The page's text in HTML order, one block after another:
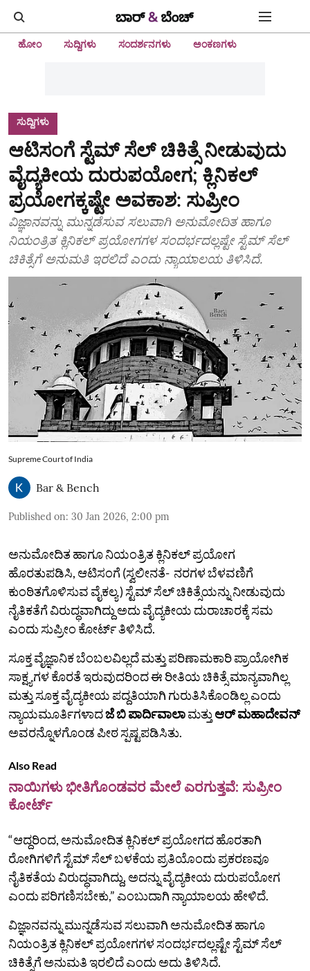
ಹೋಂ ಸುದ್ದಿಗಳು ಸಂದರ್ಶನಗಳು ಅಂಕಣಗಳು
ಸುದ್ದಿಗಳು
ಆಟಿಸಂಗೆ ಸ್ಟೆಮ್ ಸೆಲ್ ಚಿಕಿತ್ಸೆ ನೀಡುವುದು
ವೈದ್ಯಕೀಯ ದುರುಪಯೋಗ; ಕ್ಲಿನಿಕಲ್
ಪ್ರಯೋಗಕ್ಕಷ್ಟೇ ಅವಕಾಶ: ಸುಪ್ರೀಂ
ವಿಜ್ಞಾನವನ್ನು ಮುನ್ನಡೆಸುವ ಸಲುವಾಗಿ ಅನುಮೋದಿತ ಹಾಗೂ
ನಿಯಂತ್ರಿತ ಕ್ಲಿನಿಕಲ್ ಪ್ರಯೋಗಗಳ ಸಂದರ್ಭದಲ್ಲಷ್ಟೇ ಸ್ಟೆಮ್ ಸೆಲ್
ಚಿಕಿತ್ಸೆಗೆ ಅನುಮತಿ ಇರಲಿದೆ ಎಂದು ನ್ಯಾಯಾಲಯ ತಿಳಿಸಿದೆ.
Supreme Court of India
Bar & Bench
Published on: 30 Jan 2026, 2:00 pm
ಅನುಮೋದಿತ ಹಾಗೂ ನಿಯಂತ್ರಿತ ಕ್ಲಿನಿಕಲ್ ಪ್ರಯೋಗ
ಹೊರತುಪಡಿಸಿ, ಆಟಿಸಂಗೆ (ಸ್ವಲೀನತೆ- ನರಗಳ ಬೆಳವಣಿಗೆ
ಕುಂಠಿತಗೊಳಿಸುವ ವೈಕಲ್ಯ ) ಸ್ಟೆಮ್ ಸೆಲ್ ಚಿಕಿತ್ಸೆಯನ್ನು ನೀಡುವುದು
ನೈತಿಕತೆಗೆ ವಿರುದ್ಧವಾಗಿದ್ದು ಅದು ವೈದ್ಯಕೀಯ ದುರಾಚಾರಕ್ಕೆ ಸಮ
ಎಂದು ಸುಪ್ರೀಂ ಕೋರ್ಟ್‌ ತಿಳಿಸಿದೆ.
ಸೂಕ್ತ ವೈಜ್ಞಾನಿಕ ಬೆಂಬಲವಿಲ್ಲದೆ ಮತ್ತು ಪರಿಣಾಮಕಾರಿ ಪ್ರಾಯೋಗಿಕ
ಸಾಕ್ಷ್ಯಗಳ ಕೊರತೆ ಇರುವುದರಿಂದ ಈ ರೀತಿಯ ಚಿಕಿತ್ಸೆ ಮಾನ್ಯವಾಗಿಲ್ಲ
ಮತ್ತು ಸೂಕ್ತ ವೈದ್ಯಕೀಯ ಪದ್ದತಿಯಾಗಿ ಗುರುತಿಸಿಕೊಂಡಿಲ್ಲ ಎಂದು
ನ್ಯಾಯಮೂರ್ತಿಗಳಾದಜೆ ಬಿ ಪಾರ್ದಿವಾಲಾಮತ್ತು ಆರ್ ಮಹಾದೇವನ್
ಅವರನ್ನೊಳಗೊಂಡ ಪೀಠ ಸ್ಪಷ್ಟಪಡಿಸಿತು.
Also Read
ನಾಯಿಗಳು ಭೀತಿಗೊಂಡವರ ಮೇಲೆ ಎರಗುತ್ತವೆ: ಸುಪ್ರೀಂ
ಕೋರ್ಟ್
“ಆದ್ದರಿಂದ, ಅನುಮೋದಿತ ಕ್ಲಿನಿಕಲ್ ಪ್ರಯೋಗದ ಹೊರತಾಗಿ
ರೋಗಿಗಳಿಗೆ ಸ್ಟೆಮ್ ಸೆಲ್ ಬಳಕೆಯ ಪ್ರತಿಯೊಂದು ಪ್ರಕರಣವೂ
ನೈತಿಕತೆಯ ವಿರುದ್ಧವಾಗಿದ್ದು, ಅದನ್ನು ವೈದ್ಯಕೀಯ ದುರುಪಯೋಗ
ಎಂದು ಪರಿಗಣಿಸಬೇಕು,” ಎಂಬುದಾಗಿ ನ್ಯಾಯಾಲಯ ಹೇಳಿದೆ.
ವಿಜ್ಞಾನವನ್ನು ಮುನ್ನಡೆಸುವ ಸಲುವಾಗಿ ಅನುಮೋದಿತ ಹಾಗೂ
ನಿಯಂತ್ರಿತ ಕ್ಲಿನಿಕಲ್ ಪ್ರಯೋಗಗಳ ಸಂದರ್ಭದಲ್ಲಷ್ಟೇ ಸ್ಟೆಮ್ ಸೆಲ್
ಚಿಕಿತ್ಸೆಗೆ ಅನುಮತಿ ಇರಲಿದೆ ಎಂದು ಅದು ತಿಳಿಸಿದೆ.